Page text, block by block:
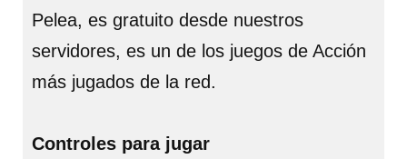
Pelea, es gratuito desde nuestros
servidores, es un de los juegos de Acción
más jugados de la red.
Controles para jugar